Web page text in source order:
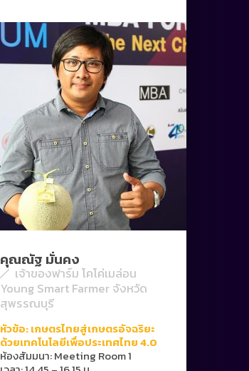
คุณณัฐ มั่นคง
เจ้าของฟาร์ม โคโค่เมล่อน
Young Smart Farmer จังหวัด
สุพรรณบุรี
หัวข้อ: เกษตรไทยสู่เกษตรอัจฉริยะ
ด้วยเทคโนโลยีเพื่อประเทศไทย 4.0
ห้องสัมมนา: Meeting Room 1